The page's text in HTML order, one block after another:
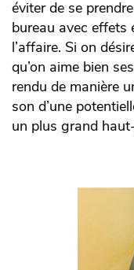
éviter de se
bureau avec effets
l’affaire. Si on
qu’on aime bien
rendu de manière
son d’une
un plus grand